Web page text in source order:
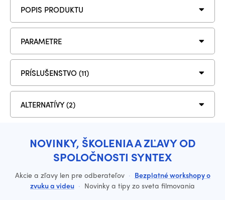
POPIS PRODUKTU
PARAMETRE
PRÍSLUŠENSTVO (11)
ALTERNATÍVY (2)
NOVINKY, ŠKOLENIA A ZĽAVY OD
SPOLOČNOSTI SYNTEX
Akcie a zľavy len pre odberateľov · Bezplatné workshopy o
zvuku a videu · Novinky a tipy zo sveta filmovania